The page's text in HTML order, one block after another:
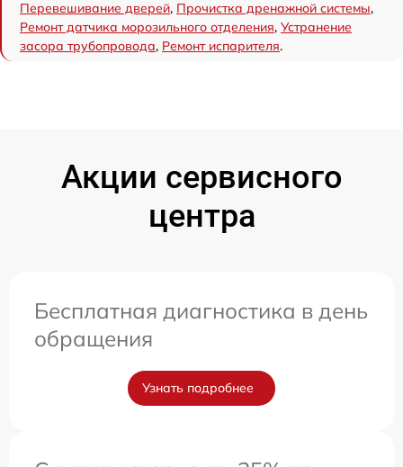
Перевешивание дверей, Прочистка дренажной системы,
Ремонт датчика морозильного отделения, Устранение
засора трубопровода, Ремонт испарителя.
Акции сервисного
центра
Бесплатная диагностика в день
обращения
Узнать подробнее